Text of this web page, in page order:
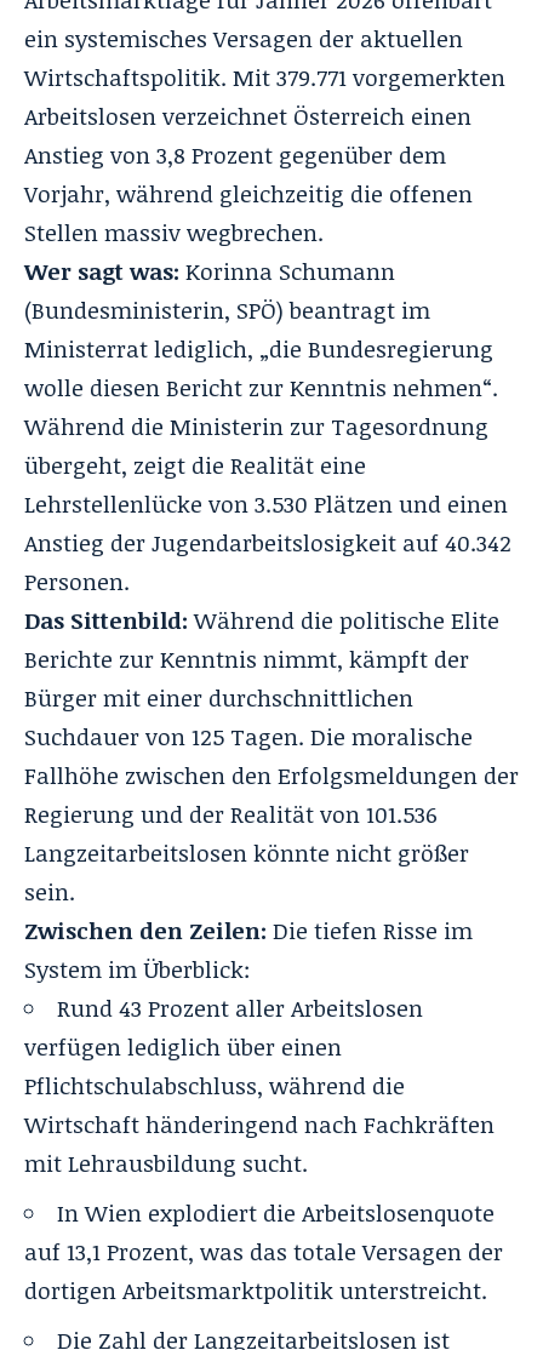
ein systemisches Versagen der aktuellen
Wirtschaftspolitik. Mit 379.771 vorgemerkten
Arbeitslosen verzeichnet Österreich einen
Anstieg von 3,8 Prozent gegenüber dem
Vorjahr, während gleichzeitig die offenen
Stellen massiv wegbrechen.
Wer sagt was: Korinna Schumann
(Bundesministerin, SPÖ) beantragt im
Ministerrat lediglich, „die Bundesregierung
wolle diesen Bericht zur Kenntnis nehmen“.
Während die Ministerin zur Tagesordnung
übergeht, zeigt die Realität eine
Lehrstellenlücke von 3.530 Plätzen und einen
Anstieg der Jugendarbeitslosigkeit auf 40.342
Personen.
Das Sittenbild:Während die politische Elite
Berichte zur Kenntnis nimmt, kämpft der
Bürger mit einer durchschnittlichen
Suchdauer von 125 Tagen. Die moralische
Fallhöhe zwischen den Erfolgsmeldungen der
Regierung und der Realität von 101.536
Langzeitarbeitslosen könnte nicht größer
sein.
Zwischen den Zeilen: Die tiefen Risse im
System im Überblick:
Rund 43 Prozent aller Arbeitslosen
verfügen lediglich über einen
Pflichtschulabschluss, während die
Wirtschaft händeringend nach Fachkräften
mit Lehrausbildung sucht.
In Wien explodiert die Arbeitslosenquote
auf 13,1 Prozent, was das totale Versagen der
dortigen Arbeitsmarktpolitik unterstreicht.
Die Zahl der Langzeitarbeitslosen ist